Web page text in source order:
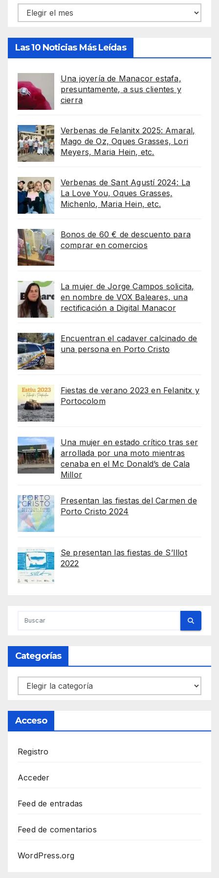
Archivos
Las 10 Noticias Más Leídas
Una joyería de Manacor estafa,
presuntamente, a sus clientes y
cierra
Verbenas de Felanitx 2025: Amaral,
Mago de Oz, Oques Grasses, Lori
Meyers, Maria Hein, etc.
Verbenas de Sant Agustí 2024: La
La Love You, Oques Grasses,
Michenlo, Maria Hein, etc.
Bonos de 60 € de descuento para
comprar en comercios
La mujer de Jorge Campos solicita,
en nombre de VOX Baleares, una
rectificación a Digital Manacor
Encuentran el cadaver calcinado de
una persona en Porto Cristo
Fiestas de verano 2023 en Felanitx y
Portocolom
Una mujer en estado crítico tras ser
arrollada por una moto mientras
cenaba en el Mc Donald’s de Cala
Millor
Presentan las fiestas del Carmen de
Porto Cristo 2024
Se presentan las fiestas de S’Illot
2022
Categorías
Categorías
Acceso
Registro
Acceder
Feed de entradas
Feed de comentarios
WordPress.org